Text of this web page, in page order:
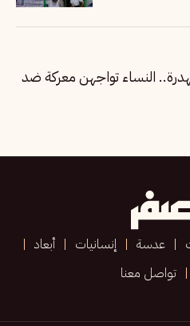
النساء تواجهن معركة ضد
عدسة إنسانيات
أبعاد
تواصل معنا